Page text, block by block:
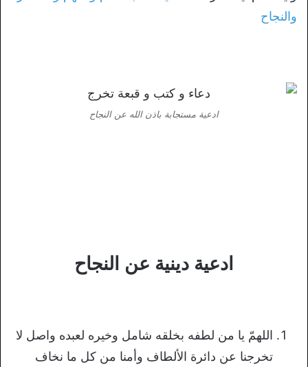
والنجاح
ادعية مستجابة باذن الله عن النجاح
ادعية دينية عن النجاح
اللهمّ يا من لطفه بخلقه شامل وخيره لعبده واصل لا
تخرجنا عن دائرة الألطاف وأمنا من كل ما نخاف